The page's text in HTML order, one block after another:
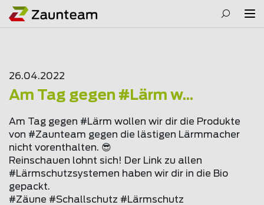
26.04.2022
Am Tag gegen #Lärm w...
Am Tag gegen #Lärm wollen wir dir die Produkte
von #Zaunteam gegen die lästigen Lärmmacher
nicht vorenthalten. 😎
Reinschauen lohnt sich! Der Link zu allen
#Lärmschutzsystemen haben wir dir in die Bio
gepackt.
#Zäune #Schallschutz #Lärmschutz